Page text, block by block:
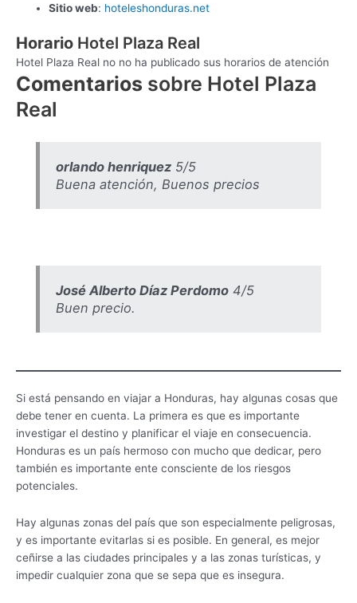
Sitio web: hoteleshonduras.net
Horario Hotel Plaza Real
Hotel Plaza Real no no ha publicado sus horarios de atención
Comentarios sobre Hotel Plaza
Real
orlando henriquez5/5
Buena atención, Buenos precios
José Alberto Díaz Perdomo4/5
Buen precio.
Si está pensando en viajar a Honduras, hay algunas cosas que
debe tener en cuenta. La primera es que es importante
investigar el destino y planificar el viaje en consecuencia.
Honduras es un país hermoso con mucho que dedicar, pero
también es importante ente consciente de los riesgos
potenciales.
Hay algunas zonas del país que son especialmente peligrosas,
y es importante evitarlas si es posible. En general, es mejor
ceñirse a las ciudades principales y a las zonas turísticas, y
impedir cualquier zona que se sepa que es insegura.